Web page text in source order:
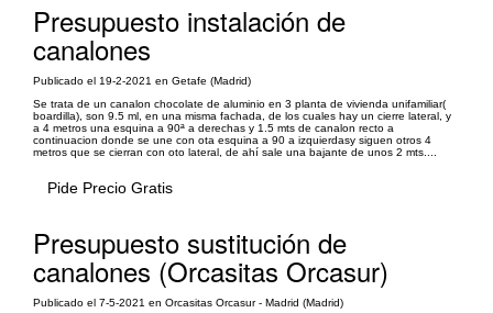
Presupuesto instalación de
canalones
Publicado el 19-2-2021 en Getafe (Madrid)
Se trata de un canalon chocolate de aluminio en 3 planta de vivienda unifamiliar(
boardilla), son 9.5 ml, en una misma fachada, de los cuales hay un cierre lateral, y
a 4 metros una esquina a 90ª a derechas y 1.5 mts de canalon recto a
continuacion donde se une con ota esquina a 90 a izquierdasy siguen otros 4
metros que se cierran con oto lateral, de ahí sale una bajante de unos 2 mts....
Pide Precio Gratis
Presupuesto sustitución de
canalones (Orcasitas Orcasur)
Publicado el 7-5-2021 en Orcasitas Orcasur - Madrid (Madrid)